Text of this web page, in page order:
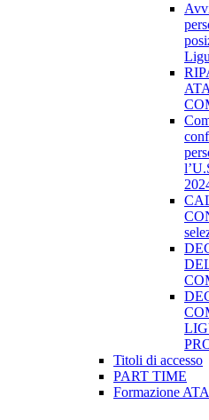
Titoli di accesso
PART TIME
Formazione ATA